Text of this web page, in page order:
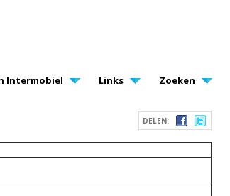
Intermobiel Links Zoeken
DELEN: